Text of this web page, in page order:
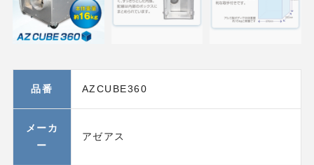
品番 AZCUBE360
メーカ
ー
アゼアス